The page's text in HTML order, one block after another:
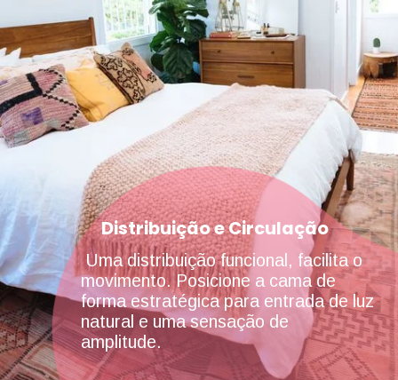
Uma distribuição funcional, facilita o
movimento. Posicione a cama de
forma estratégica para entrada de luz
natural e uma sensação de
amplitude.
Distribuição e Circulação